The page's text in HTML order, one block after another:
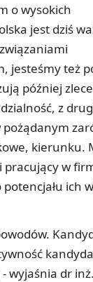
o wysokich
jest dziś
jesteśmy też
później
z
pożądanym
kierunku.
pracujący w
ich
wyjaśnia dr